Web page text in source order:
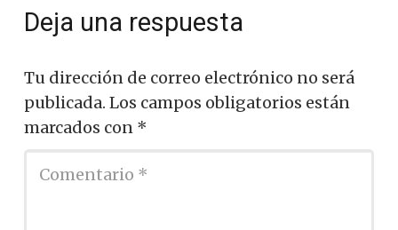
Deja una respuesta
Tu dirección de correo electrónico no será
publicada. Los campos obligatorios están
marcados con *